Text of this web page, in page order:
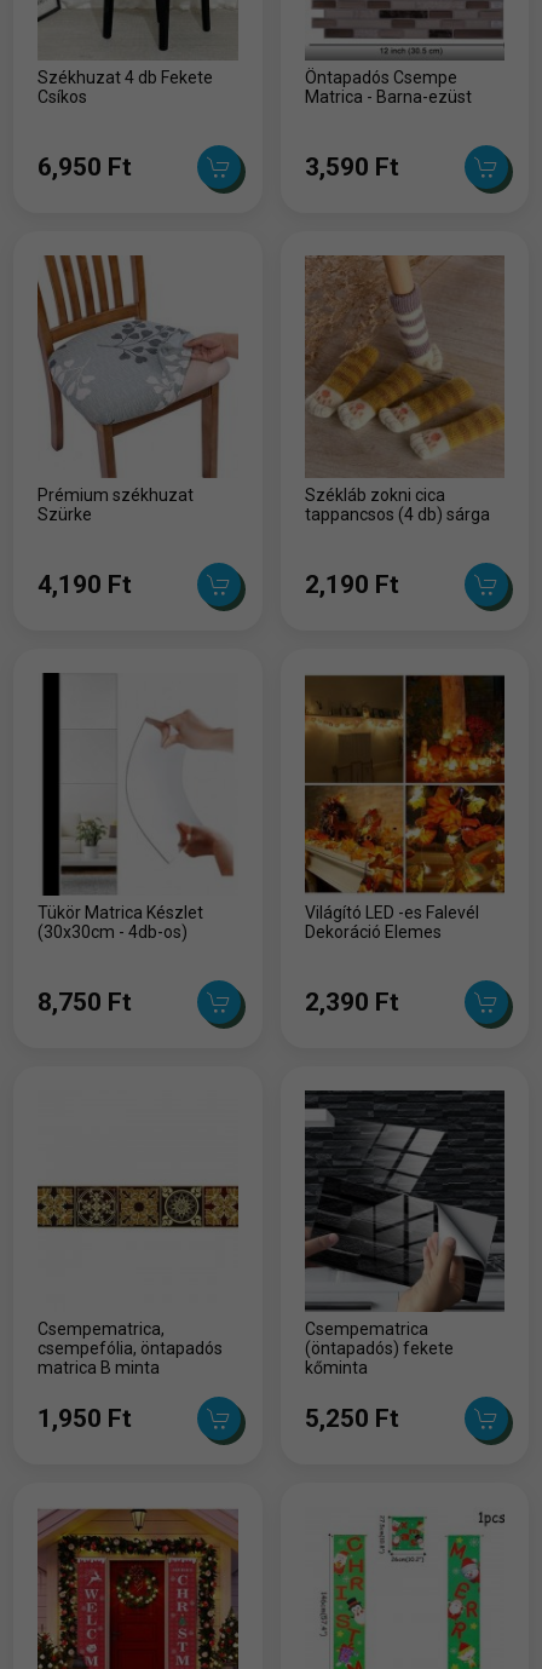
Székhuzat 4 db Fekete
Csíkos
6,950 Ft
Öntapadós Csempe
Matrica - Barna-ezüst
3,590 Ft
Prémium székhuzat
Szürke
4,190 Ft
Székláb zokni cica
tappancsos (4 db) sárga
2,190 Ft
Tükör Matrica Készlet
(30x30cm - 4db-os)
8,750 Ft
Világító LED -es Falevél
Dekoráció Elemes
2,390 Ft
Csempematrica,
csempefólia, öntapadós
matrica B minta
1,950 Ft
Csempematrica
(öntapadós) fekete
kőminta
5,250 Ft